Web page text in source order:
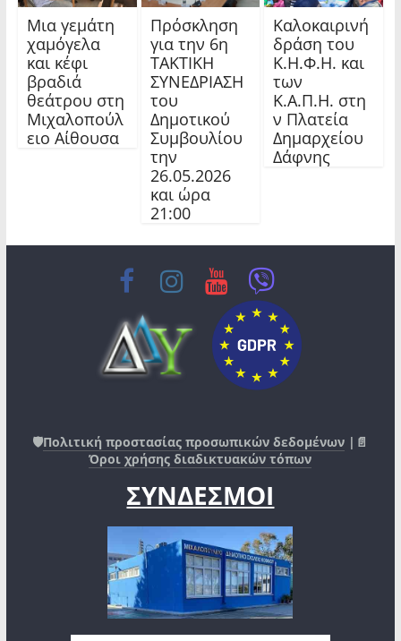
Μια γεμάτη
χαμόγελα
και κέφι
βραδιά
θεάτρου στη
Μιχαλοπούλ
ειο Αίθουσα
Πρόσκληση
για την 6η
ΤΑΚΤΙΚΗ
ΣΥΝΕΔΡΙΑΣΗ
του
Δημοτικού
Συμβουλίου
την
26.05.2026
και ώρα
21:00
Καλοκαιρινή
δράση του
Κ.Η.Φ.Η. και
των
Κ.Α.Π.Η. στη
ν Πλατεία
Δημαρχείου
Δάφνης
🛡️Πολιτική προστασίας προσωπικών δεδομένων |📄
Όροι χρήσης διαδικτυακών τόπων
ΣΥΝΔΕΣΜΟΙ